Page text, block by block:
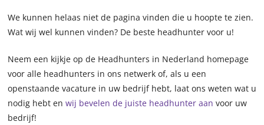
We kunnen helaas niet de pagina vinden die u hoopte te zien.
Wat wij wel kunnen vinden? De beste headhunter voor u!
Neem een kijkje op de Headhunters in Nederland homepage
voor alle headhunters in ons netwerk of, als u een
openstaande vacature in uw bedrijf hebt, laat ons weten wat u
nodig hebt en wij bevelen de juiste headhunter aan voor uw
bedrijf!